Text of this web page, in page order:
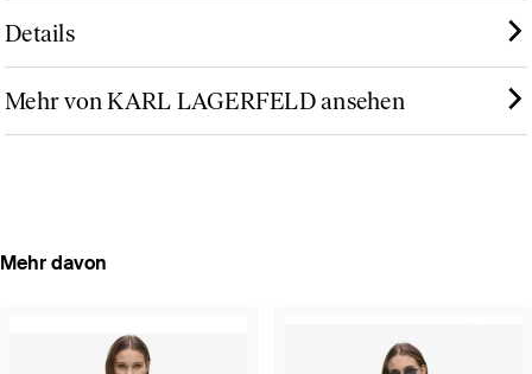
Details
Mehr von KARL LAGERFELD ansehen
Mehr davon